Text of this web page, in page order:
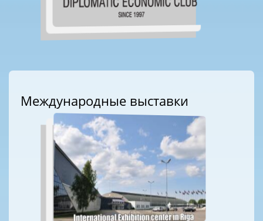
Международные выставки